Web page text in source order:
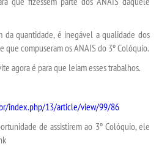
quantidade, é inegável a qualidade dos
que compuseram os ANAIS do 3º Colóquio.
agora é para que leiam esses trabalhos.
index.php/13/article/view/99/86
de assistirem ao 3º Colóquio, ele